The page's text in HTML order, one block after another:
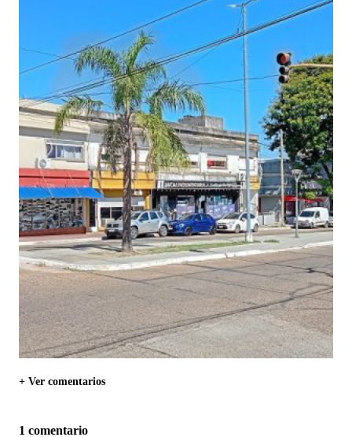
+ Ver comentarios
1 comentario